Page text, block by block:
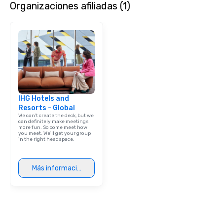
Organizaciones afiliadas (1)
IHG Hotels and
Resorts - Global
We can't create the deck, but we
can definitely make meetings
more fun. So come meet how
you meet. We'll get your group
in the right headspace.
Más información